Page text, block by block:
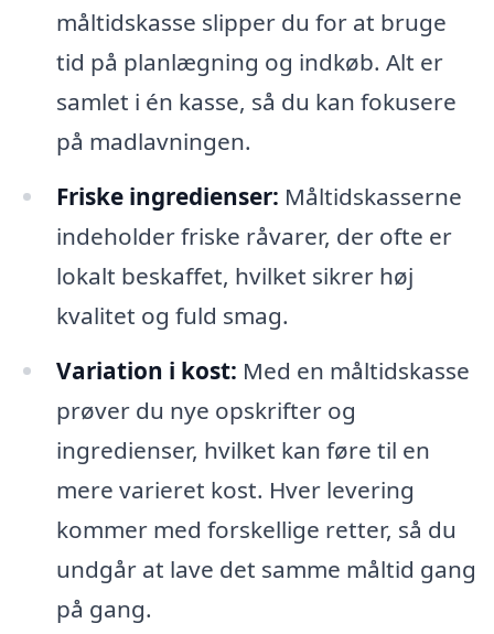
måltidskasse slipper du for at bruge
tid på planlægning og indkøb. Alt er
samlet i én kasse, så du kan fokusere
på madlavningen.
Friske ingredienser: Måltidskasserne
indeholder friske råvarer, der ofte er
lokalt beskaffet, hvilket sikrer høj
kvalitet og fuld smag.
Variation i kost: Med en måltidskasse
prøver du nye opskrifter og
ingredienser, hvilket kan føre til en
mere varieret kost. Hver levering
kommer med forskellige retter, så du
undgår at lave det samme måltid gang
på gang.